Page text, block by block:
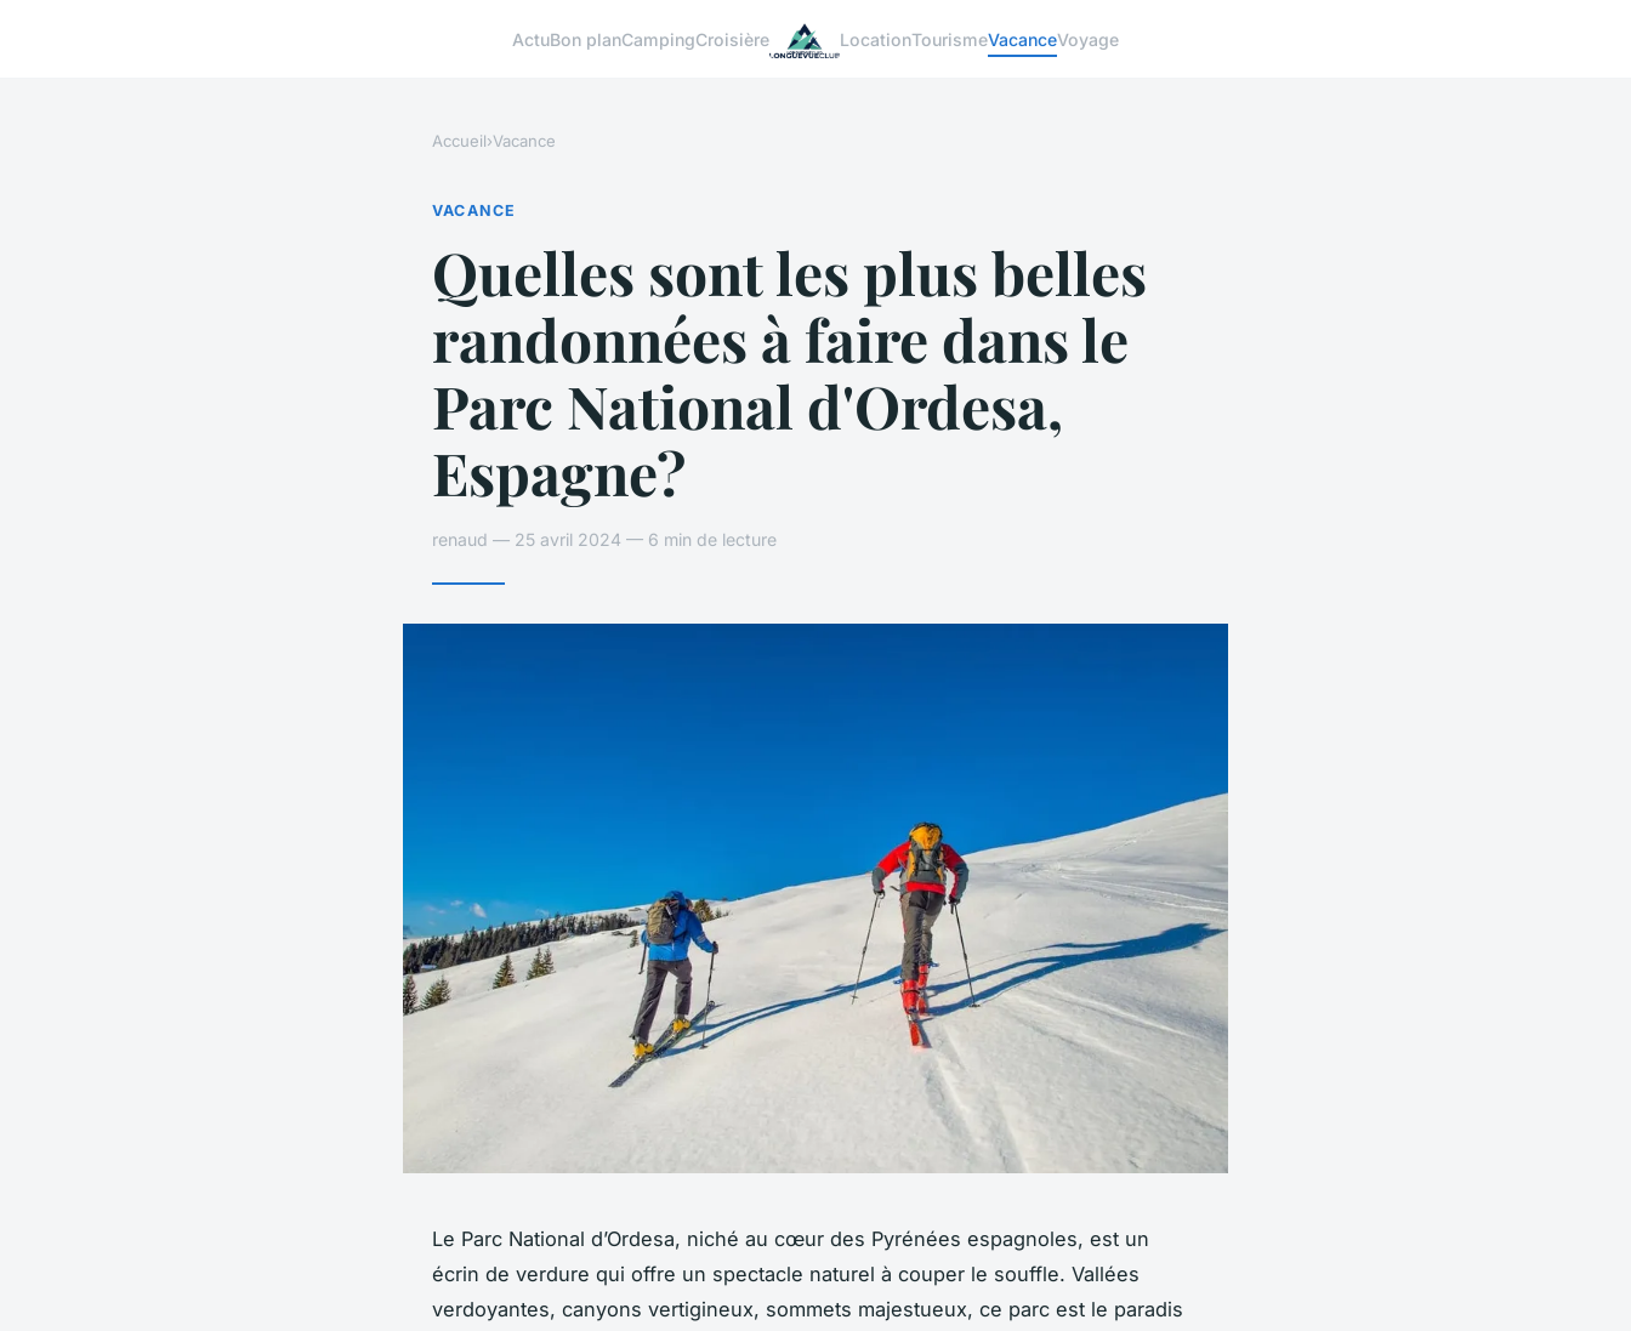
ActuBon planCampingCroisière LocationTourismeVacanceVoyage
Accueil›Vacance
VACANCE
Quelles sont les plus belles
randonnées à faire dans le
Parc National d'Ordesa,
Espagne?
renaud — 25 avril 2024 — 6 min de lecture
Le Parc National d’Ordesa, niché au cœur des Pyrénées espagnoles, est un
écrin de verdure qui offre un spectacle naturel à couper le souffle. Vallées
verdoyantes, canyons vertigineux, sommets majestueux, ce parc est le paradis